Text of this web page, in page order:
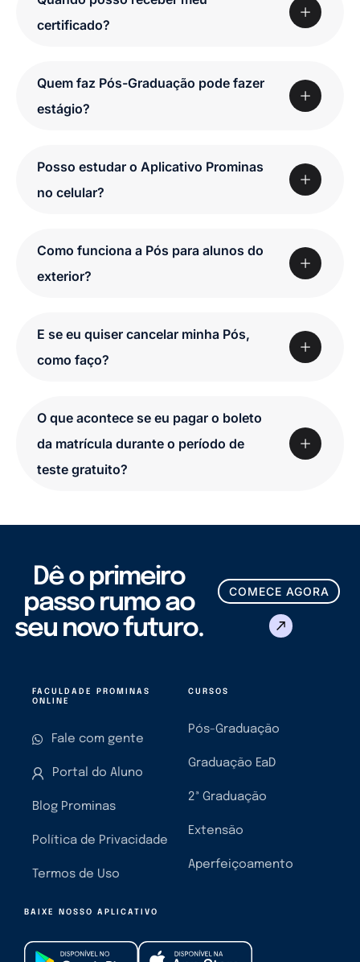
certificado?
Quem faz Pós-Graduação pode fazer
estágio?
Posso estudar o Aplicativo Prominas
no celular?
Como funciona a Pós para alunos do
exterior?
E se eu quiser cancelar minha Pós,
como faço?
O que acontece se eu pagar o boleto
da matrícula durante o período de
teste gratuito?
Dê o primeiro
passo rumo ao
seu novo futuro.
COMECE AGORA
FACULDADE PROMINAS
ONLINE
Fale com gente
Portal do Aluno
Blog Prominas
Política de Privacidade
Termos de Uso
CURSOS
Pós-Graduação
Graduação EaD
2ª Graduação
Extensão
Aperfeiçoamento
BAIXE NOSSO APLICATIVO